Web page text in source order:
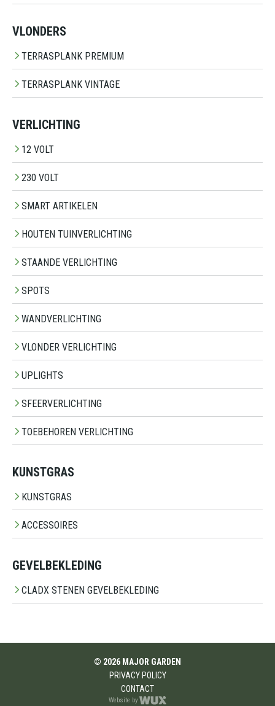
VLONDERS
TERRASPLANK PREMIUM
TERRASPLANK VINTAGE
VERLICHTING
12 VOLT
230 VOLT
SMART ARTIKELEN
HOUTEN TUINVERLICHTING
STAANDE VERLICHTING
SPOTS
WANDVERLICHTING
VLONDER VERLICHTING
UPLIGHTS
SFEERVERLICHTING
TOEBEHOREN VERLICHTING
KUNSTGRAS
KUNSTGRAS
ACCESSOIRES
GEVELBEKLEDING
CLADX STENEN GEVELBEKLEDING
© 2026 MAJOR GARDEN
PRIVACY POLICY
CONTACT
Website by